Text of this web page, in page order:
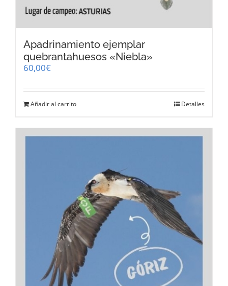
Apadrinamiento ejemplar
quebrantahuesos «Niebla»
60,00€
Añadir al carrito Detalles